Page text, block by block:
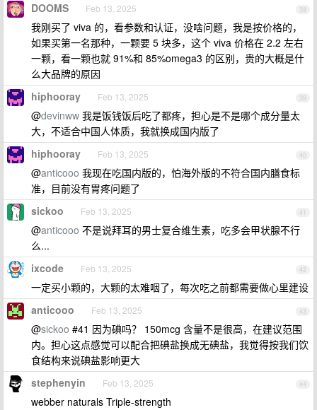
38
DOOMS Feb 13, 2025
我刚买了 viva 的，看参数和认证，没啥问题，我是按价格的，
如果买第一名那种，一颗要 5 块多，这个 viva 价格在 2.2 左右
一颗，看一颗也就 91%和 85%omega3 的区别，贵的大概是什
么大品牌的原因
39
hiphooray Feb 13, 2025
@devinww 我是饭钱饭后吃了都疼，担心是不是哪个成分量太
大，不适合中国人体质，我就换成国内版了
40
hiphooray Feb 13, 2025
@anticooo 我现在吃国内版的，怕海外版的不符合国内膳食标
准，目前没有胃疼问题了
41
sickoo Feb 13, 2025
@anticooo 不是说拜耳的男士复合维生素，吃多会甲状腺不行
么...
42
ixcode Feb 13, 2025
一定买小颗的，大颗的太难咽了，每次吃之前都需要做心里建设
43
anticooo Feb 13, 2025
@sickoo #41 因为碘吗？ 150mcg 含量不是很高，在建议范围
内。担心这点感觉可以配合把碘盐换成无碘盐，我觉得按我们饮
食结构来说碘盐影响更大
44
stephenyin Feb 13, 2025
webber naturals Triple-strength